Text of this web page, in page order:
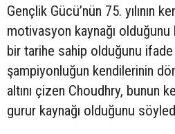
Gençlik Gücü’nün 75. yılının
motivasyon kaynağı
bir tarihe sahip olduğunu
şampiyonluğun kendilerinin
altını çizen Choudhry, bunun
gurur kaynağı olduğunu